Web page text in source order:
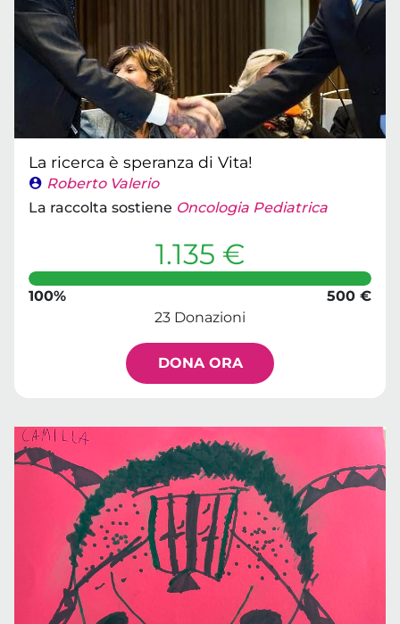
La ricerca è speranza di Vita!
Roberto Valerio
La raccolta sostiene Oncologia Pediatrica
1.135 €
100%
500 €
23 Donazioni
DONA ORA